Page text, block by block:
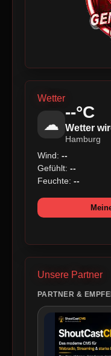
Wetter
☁
--°C
Wetter
Hamburg
Wind: --
Gefühlt: --
Feuchte: --
Unsere Partner
PARTNER &